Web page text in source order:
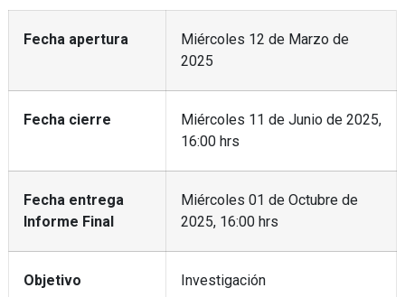
Fecha apertura
Miércoles 12 de Marzo de
2025
Fecha cierre
Miércoles 11 de Junio de 2025,
16:00 hrs
Fecha entrega
Informe Final
Miércoles 01 de Octubre de
2025, 16:00 hrs
Objetivo Investigación